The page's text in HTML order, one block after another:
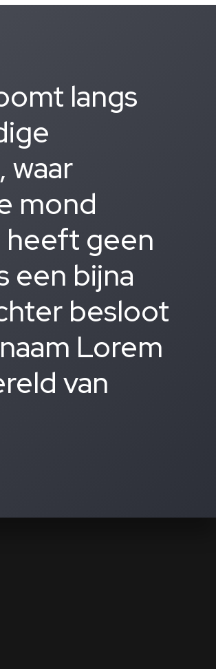
langs
waar
mond
heeft geen
een bijna
besloot
Lorem
van